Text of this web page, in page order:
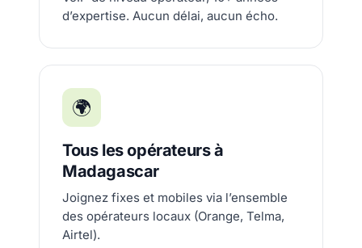
d’expertise. Aucun délai, aucun écho.
🌍
Tous les opérateurs à
Madagascar
Joignez fixes et mobiles via l’ensemble
des opérateurs locaux (Orange, Telma,
Airtel).